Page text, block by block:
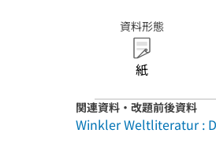
資料形態
紙
関連資料・改題前後資料
Winkler Weltliteratur :